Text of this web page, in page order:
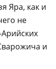
Яра, как и
не
и